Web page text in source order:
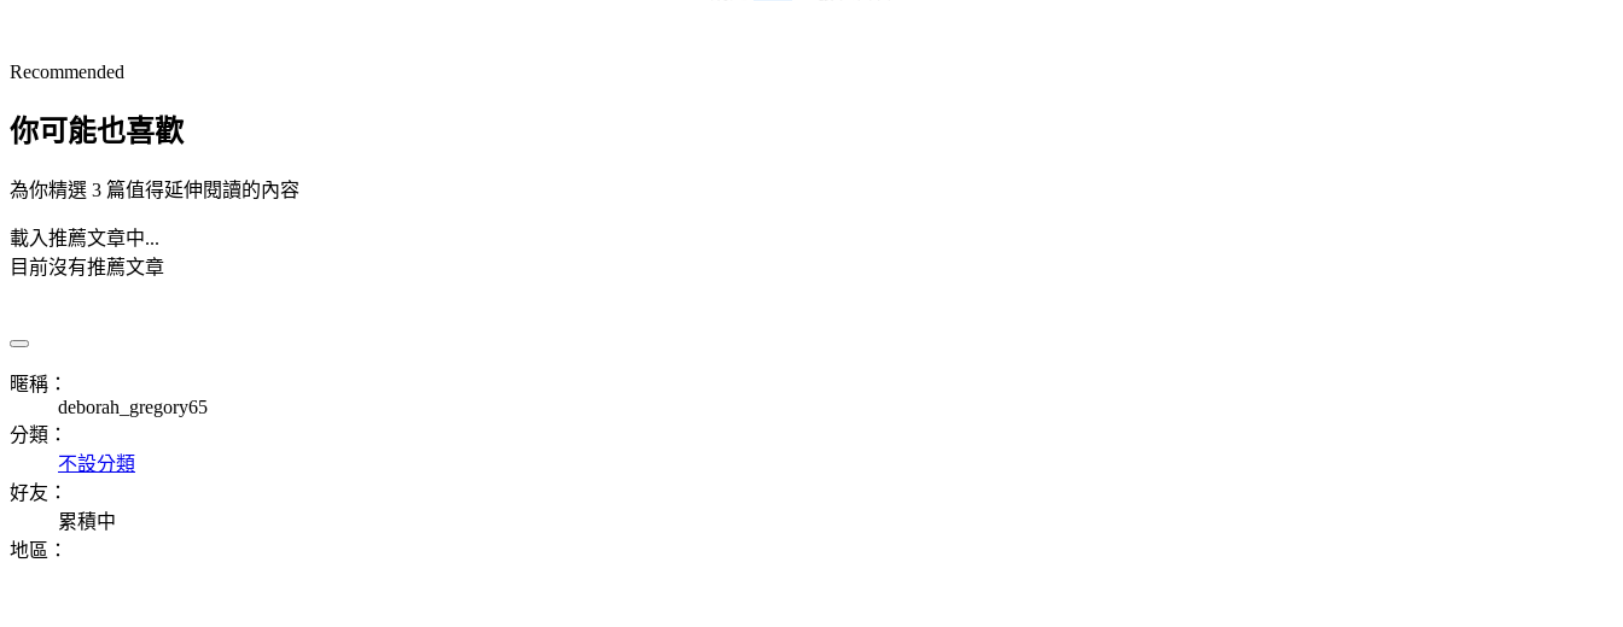
Recommended
你可能也喜歡
為你精選 3 篇值得延伸閱讀的內容
載入推薦文章中...
目前沒有推薦文章
暱稱：
deborah_gregory65
分類：
不設分類
好友：
累積中
地區：